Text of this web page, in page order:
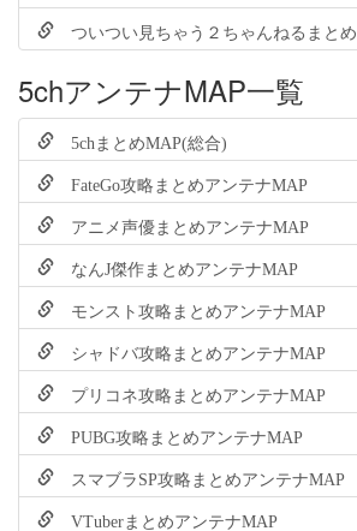
ついつい見ちゃう２ちゃんねるまとめ
5chアンテナMAP一覧
5chまとめMAP(総合)
FateGo攻略まとめアンテナMAP
アニメ声優まとめアンテナMAP
なんJ傑作まとめアンテナMAP
モンスト攻略まとめアンテナMAP
シャドバ攻略まとめアンテナMAP
プリコネ攻略まとめアンテナMAP
PUBG攻略まとめアンテナMAP
スマブラSP攻略まとめアンテナMAP
VTuberまとめアンテナMAP